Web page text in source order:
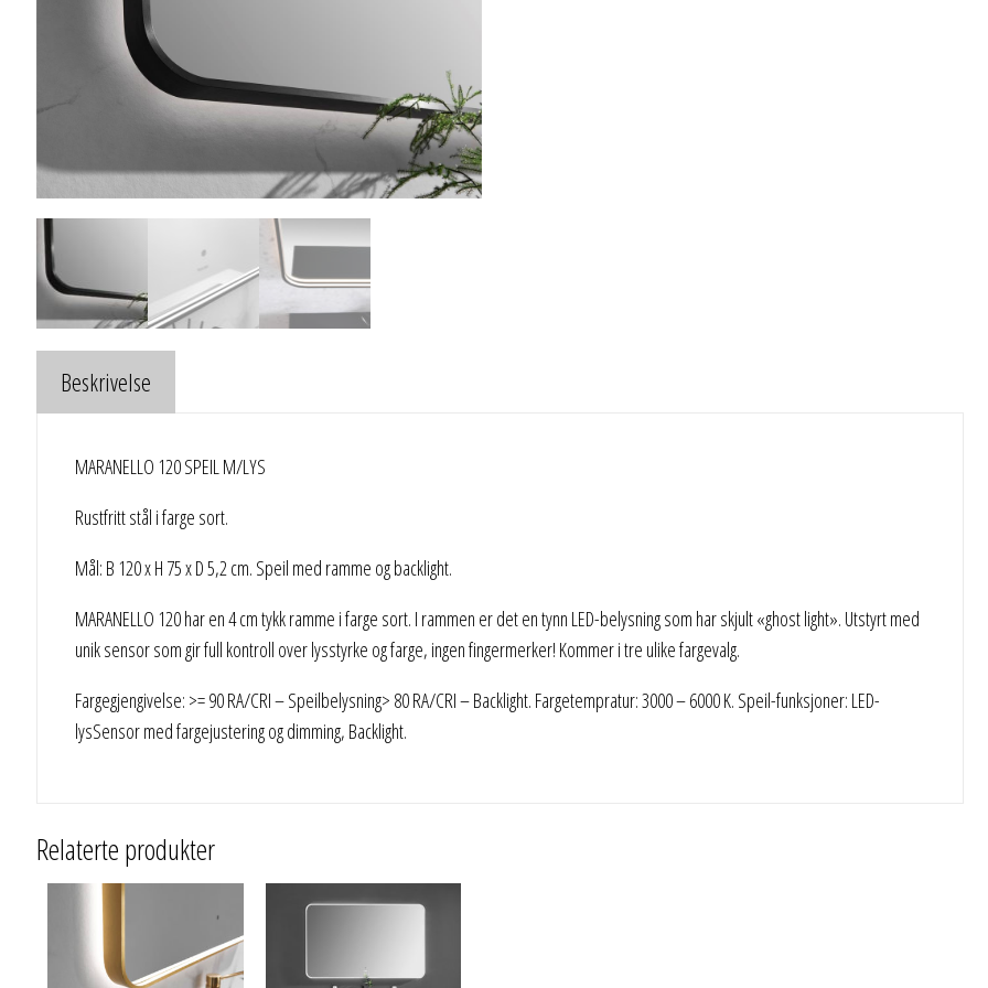
Beskrivelse
MARANELLO 120 SPEIL M/LYS
Rustfritt stål i farge sort.
Mål: B 120 x H 75 x D 5,2 cm. Speil med ramme og backlight.
MARANELLO 120 har en 4 cm tykk ramme i farge sort. I rammen er det en tynn LED-belysning som har skjult «ghost light». Utstyrt med
unik sensor som gir full kontroll over lysstyrke og farge, ingen fingermerker! Kommer i tre ulike fargevalg.
Fargegjengivelse: >= 90 RA/CRI – Speilbelysning> 80 RA/CRI – Backlight. Fargetempratur: 3000 – 6000 K. Speil-funksjoner: LED-
lysSensor med fargejustering og dimming, Backlight.
Relaterte produkter